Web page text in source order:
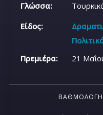
Γλώσσα:
Είδος:
Πρεμιέρα:
21